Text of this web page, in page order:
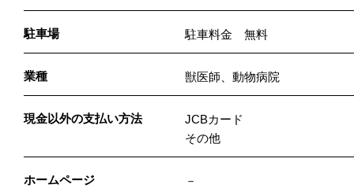
駐車場 駐車料金 無料
業種 獣医師、動物病院
現金以外の支払い方法
JCBカード
その他
ホームページ －